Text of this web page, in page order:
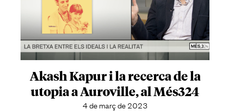
Akash Kapur i la recerca de la
utopia a Auroville, al Més324
4 de març de 2023